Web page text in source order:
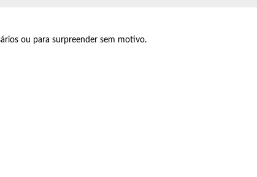
ou para surpreender sem motivo.